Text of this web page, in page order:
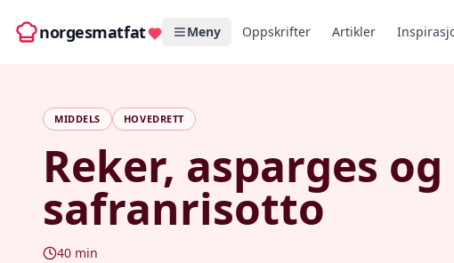
norgesmatfat Meny Oppskrifter Artikler
MIDDELS HOVEDRETT
Reker, asparges og
safranrisotto
40 min